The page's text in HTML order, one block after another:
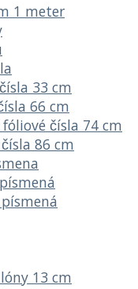
1 meter
33 cm
66 cm
čísla 74 cm
86 cm
13 cm